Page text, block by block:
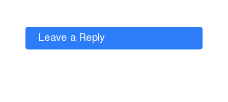
Leave a Reply